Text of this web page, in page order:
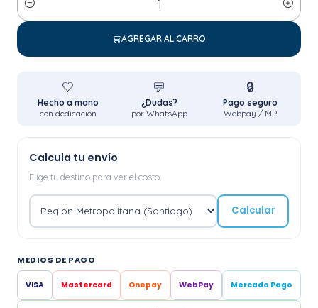
Cantidad
AGREGAR AL CARRO
🤍
Hecho a mano
con dedicación
💬
¿Dudas?
por WhatsApp
🔒
Pago seguro
Webpay / MP
Calcula tu envío
Elige tu destino para ver el costo.
Calcular
MEDIOS DE PAGO
VISA Mastercard Onepay WebPay Mercado Pago